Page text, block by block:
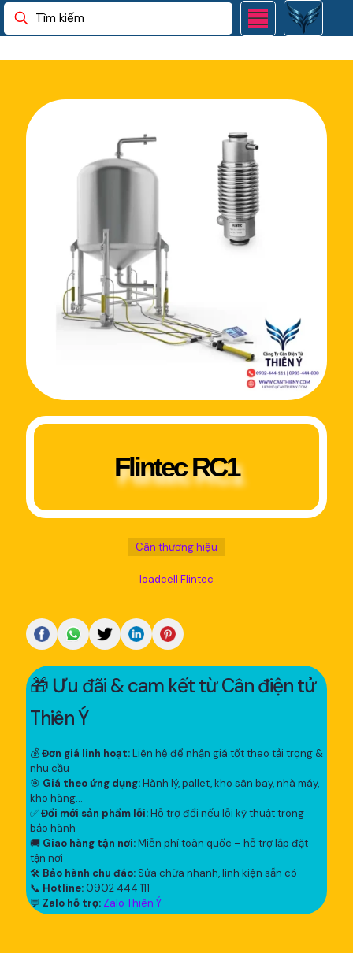
Flintec RC1
Cân thương hiệu
loadcell Flintec
🎁 Ưu đãi & cam kết từ Cân điện tử
Thiên Ý
💰Đơn giá linh hoạt:Liên hệ để nhận giá tốt theo tải trọng &
nhu cầu
🎯 Giá theo ứng dụng:Hành lý, pallet, kho sân bay, nhà máy,
kho hàng...
✅Đổi mới sản phẩm lỗi:Hỗ trợ đổi nếu lỗi kỹ thuật trong
bảo hành
🚚 Giao hàng tận nơi:Miễn phí toàn quốc – hỗ trợ lắp đặt
tận nơi
🛠 Bảo hành chu đáo: Sửa chữa nhanh, linh kiện sẵn có
📞 Hotline: 0902 444 111
💬 Zalo hỗ trợ: Zalo Thiên Ý